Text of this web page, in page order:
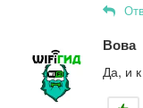
Вова
Да, и